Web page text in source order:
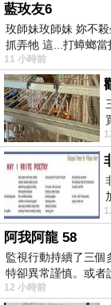
藍玫友6
玫師妹玫師妹 妳不
抓弄牠 這...打蟑螂
11 小時前
阿我阿龍 58
監視行動持續了三個
特卻異常謹慎。或者
12 小時前